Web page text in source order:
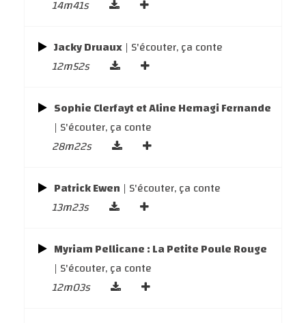
14m41s
Jacky Druaux | S'écouter, ça conte
12m52s
Sophie Clerfayt et Aline Hemagi Fernande
| S'écouter, ça conte
28m22s
Patrick Ewen | S'écouter, ça conte
13m23s
Myriam Pellicane : La Petite Poule Rouge
| S'écouter, ça conte
12m03s